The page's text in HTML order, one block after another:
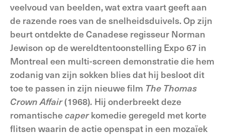
veelvoud van beelden, wat extra vaart geeft aan
de razende roes van de snelheidsduivels. Op zijn
beurt ontdekte de Canadese regisseur Norman
Jewison op de wereldtentoonstelling Expo 67 in
Montreal een multi-screen demonstratie die hem
zodanig van zijn sokken blies dat hij besloot dit
toe te passen in zijn nieuwe film The Thomas
Crown Affair(1968). Hij onderbreekt deze
romantischecaperkomedie geregeld met korte
flitsen waarin de actie openspat in een mozaïek